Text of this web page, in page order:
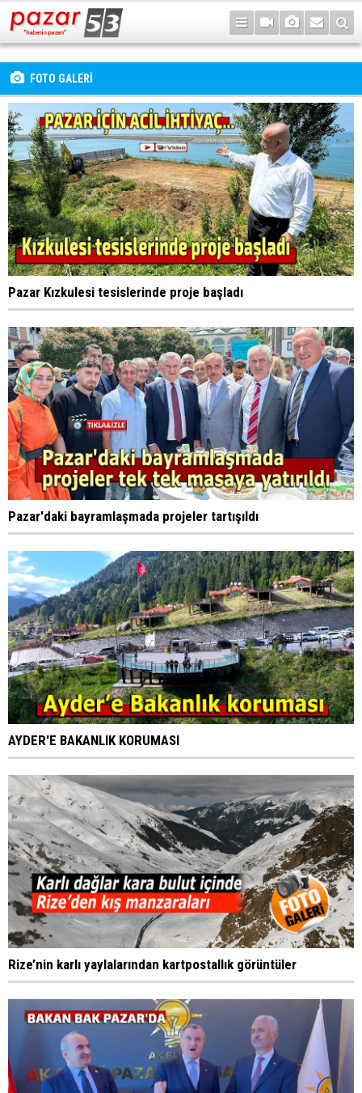
FOTO GALERİ
Pazar Kızkulesi tesislerinde proje başladı
Pazar'daki bayramlaşmada projeler tartışıldı
AYDER'E BAKANLIK KORUMASI
Rize’nin karlı yaylalarından kartpostallık görüntüler